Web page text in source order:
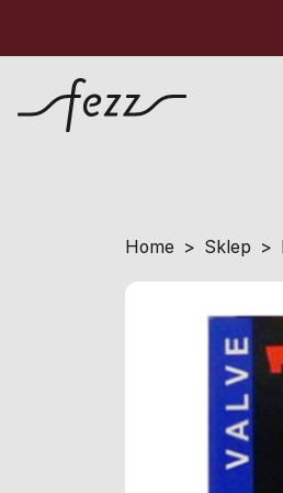
Home Sklep